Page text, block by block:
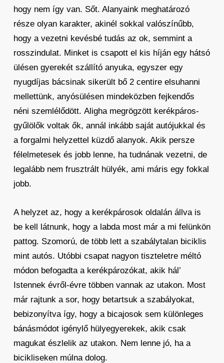
hogy nem így van. Sőt. Alanyaink meghatározó
része olyan karakter, akinél sokkal valószínűbb,
hogy a vezetni kevésbé tudás az ok, semmint a
rosszindulat. Minket is csapott el kis híján egy hátsó
ülésen gyerekét szállító anyuka, egyszer egy
nyugdíjas bácsinak sikerült bő 2 centire elsuhanni
mellettünk, anyósülésen mindeközben fejkendős
néni szemlélődött. Aligha megrögzött kerékpáros-
gyűlölők voltak ők, annál inkább saját autójukkal és
a forgalmi helyzettel küzdő alanyok. Akik persze
félelmetesek és jobb lenne, ha tudnának vezetni, de
legalább nem frusztrált hülyék, ami máris egy fokkal
jobb.
A helyzet az, hogy a kerékpárosok oldalán állva is
be kell látnunk, hogy a labda most már a mi felünkön
pattog. Szomorú, de több lett a szabálytalan biciklis
mint autós. Utóbbi csapat nagyon tiszteletre méltó
módon befogadta a kerékpározókat, akik hál’
Istennek évről-évre többen vannak az utakon. Most
már rajtunk a sor, hogy betartsuk a szabályokat,
bebizonyítva így, hogy a bicajosok sem különleges
bánásmódot igénylő hülyegyerekek, akik csak
magukat észlelik az utakon. Nem lenne jó, ha a
bicikliseken múlna dolog.